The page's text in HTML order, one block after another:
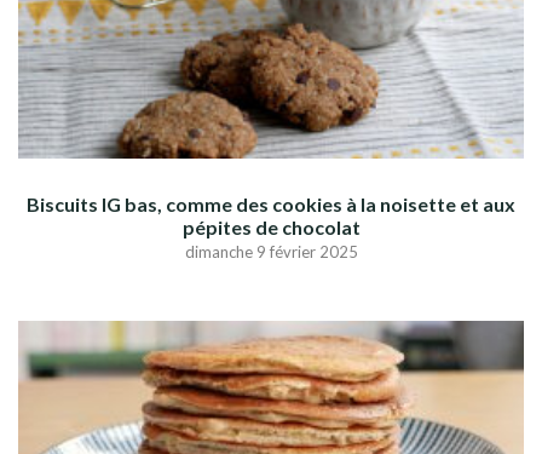
Biscuits IG bas, comme des cookies à la noisette et aux
pépites de chocolat
dimanche 9 février 2025